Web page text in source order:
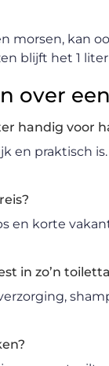
morsen, kan
blijft het 1
over
handig voor
en praktisch
en korte
in zo’n